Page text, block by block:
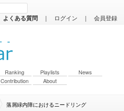
よくある質問 ｜ ログイン ｜ 会員登録
Ranking Playlists
News
Contribution About
落屑緑内障におけるニードリング